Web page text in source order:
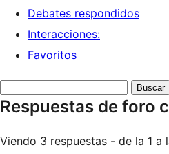
Debates respondidos
Interacciones:
Favoritos
respuestas:
Respuestas de foro
Viendo 3 respuestas - de la 1 a